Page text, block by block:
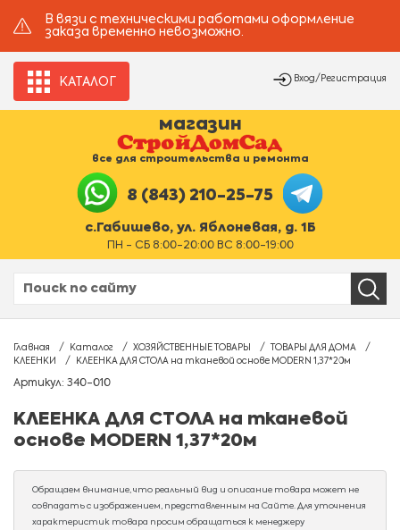
В вязи с техническими работами оформление
заказа временно невозможно.
КАТАЛОГ Вход/Регистрация
магазин
все для строительства и ремонта
8 (843) 210-25-75
с.Габишево, ул. Яблоневая, д. 1Б
ПН - СБ 8:00-20:00 ВС 8:00-19:00
Главная Каталог ХОЗЯЙСТВЕННЫЕ ТОВАРЫ
ТОВАРЫ ДЛЯ ДОМА
КЛЕЕНКИ
КЛЕЕНКА ДЛЯ СТОЛА на тканевой основе MODERN 1,37*20м
Артикул: 340-010
КЛЕЕНКА ДЛЯ СТОЛА на тканевой
основе MODERN 1,37*20м
Обращаем внимание, что реальный вид и описание товара может не
совпадать с изображением, представленным на Сайте. Для уточнения
характеристик товара просим обращаться к менеджеру